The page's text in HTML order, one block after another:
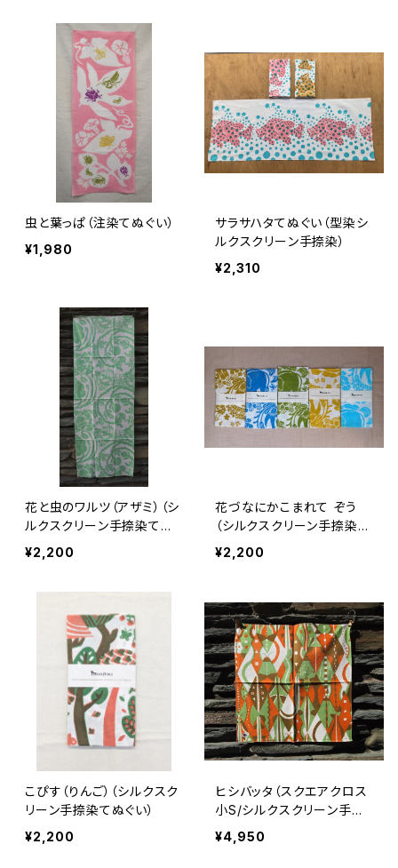
虫と葉っぱ（注染てぬぐい）
¥1,980
サラサハタてぬぐい（型染シ
ルクスクリーン手捺染）
¥2,310
花と虫のワルツ（アザミ）（シ
ルクスクリーン手捺染てぬ
ぐい）
¥2,200
花づなにかこまれて ぞう
（シルクスクリーン手捺染て
ぬぐい）
¥2,200
こぴす（りんご）（シルクスク
リーン手捺染てぬぐい）
¥2,200
ヒシバッタ（スクエアクロス
小S/シルクスクリーン手捺
染）
¥4,950